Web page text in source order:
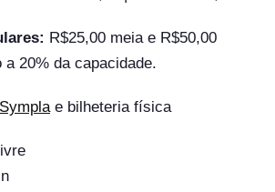
R$25,00 meia e R$50,00
a 20% da capacidade.
e bilheteria física